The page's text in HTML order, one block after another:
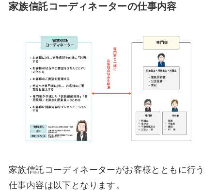
家族信託コーディネーターの仕事内容
家族信託コーディネーターがお客様とともに行う
仕事内容は以下となります。